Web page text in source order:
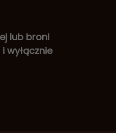
lub broni
wyłącznie